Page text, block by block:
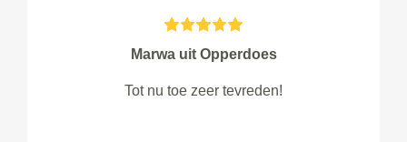
Marwa uit Opperdoes
Tot nu toe zeer tevreden!